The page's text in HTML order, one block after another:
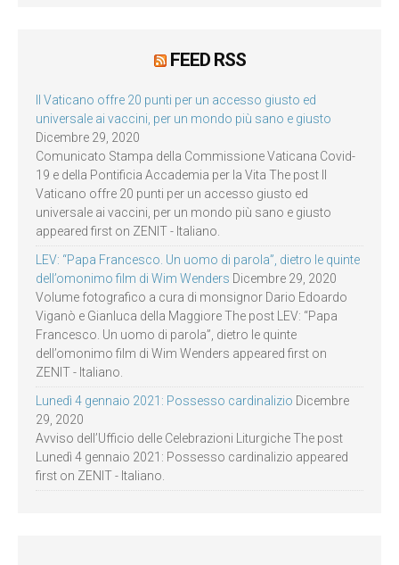
FEED RSS
Il Vaticano offre 20 punti per un accesso giusto ed
universale ai vaccini, per un mondo più sano e giusto
Dicembre 29, 2020
Comunicato Stampa della Commissione Vaticana Covid-
19 e della Pontificia Accademia per la Vita The post Il
Vaticano offre 20 punti per un accesso giusto ed
universale ai vaccini, per un mondo più sano e giusto
appeared first on ZENIT - Italiano.
LEV: “Papa Francesco. Un uomo di parola”, dietro le quinte
dell’omonimo film di Wim Wenders Dicembre 29, 2020
Volume fotografico a cura di monsignor Dario Edoardo
Viganò e Gianluca della Maggiore The post LEV: “Papa
Francesco. Un uomo di parola”, dietro le quinte
dell’omonimo film di Wim Wenders appeared first on
ZENIT - Italiano.
Lunedì 4 gennaio 2021: Possesso cardinalizio Dicembre
29, 2020
Avviso dell’Ufficio delle Celebrazioni Liturgiche The post
Lunedì 4 gennaio 2021: Possesso cardinalizio appeared
first on ZENIT - Italiano.